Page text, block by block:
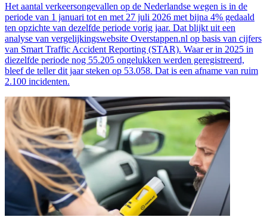
Het aantal verkeersongevallen op de Nederlandse wegen is in de
periode van 1 januari tot en met 27 juli 2026 met bijna 4% gedaald
ten opzichte van dezelfde periode vorig jaar. Dat blijkt uit een
analyse van vergelijkingswebsite Overstappen.nl op basis van cijfers
van Smart Traffic Accident Reporting (STAR). Waar er in 2025 in
diezelfde periode nog 55.205 ongelukken werden geregistreerd,
bleef de teller dit jaar steken op 53.058. Dat is een afname van ruim
2.100 incidenten.